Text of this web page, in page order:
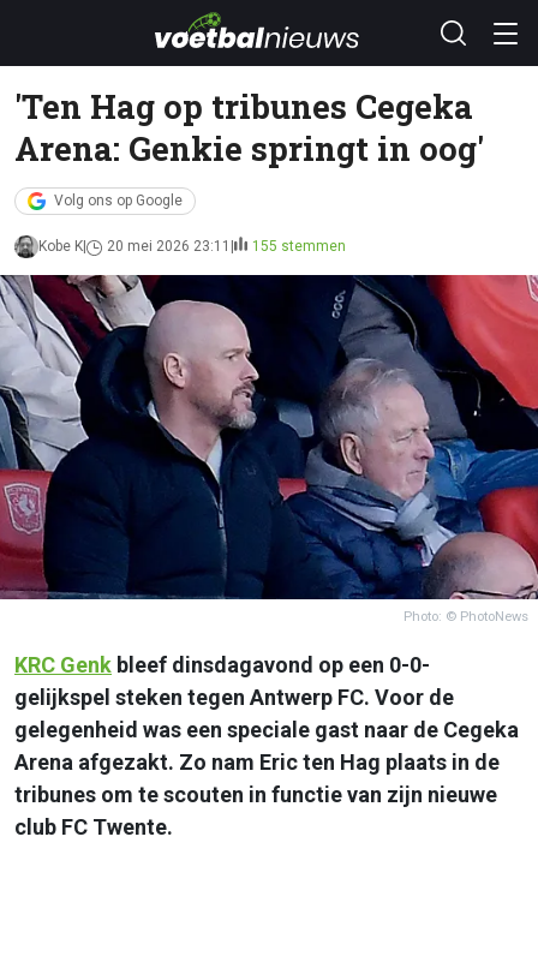
'Ten Hag op tribunes Cegeka
Arena: Genkie springt in oog'
Volg ons op Google
Kobe K 20 mei 2026 23:11 155 stemmen
Photo: © PhotoNews
KRC Genk bleef dinsdagavond op een 0-0-
gelijkspel steken tegen Antwerp FC. Voor de
gelegenheid was een speciale gast naar de Cegeka
Arena afgezakt. Zo nam Eric ten Hag plaats in de
tribunes om te scouten in functie van zijn nieuwe
club FC Twente.